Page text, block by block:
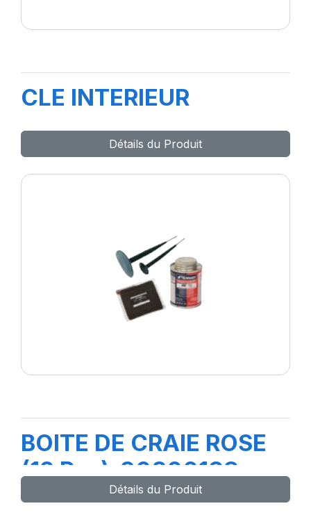
CLE INTERIEUR
Détails du Produit
BOITE DE CRAIE ROSE
(12 Pcs)-3080019S-
Détails du Produit